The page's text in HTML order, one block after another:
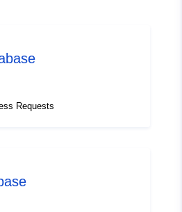
Requests